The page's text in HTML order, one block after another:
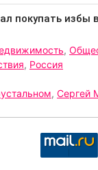
,
, Россия
, Сергей